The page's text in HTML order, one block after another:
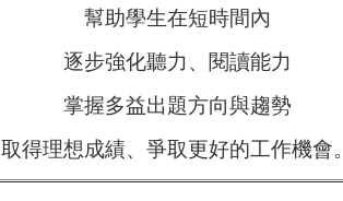
幫助學生在短時間內
逐步強化聽力、閱讀能力
掌握多益出題方向與趨勢
取得理想成績、爭取更好的工作機會。